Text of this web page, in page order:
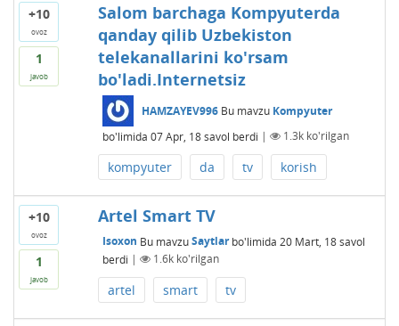
+10
ovoz
1
javob
Salom barchaga Kompyuterda
qanday qilib Uzbekiston
telekanallarini ko'rsam
bo'ladi.Internetsiz
HAMZAYEV996 Bu mavzu Kompyuter
bo'limida 07 Apr, 18 savol berdi | 1.3kko'rilgan
kompyuter da tv korish
+10
ovoz
1
javob
Artel Smart TV
Isoxon Bu mavzuSaytlarbo'limida 20 Mart, 18 savol
berdi | 1.6kko'rilgan
artel smart tv